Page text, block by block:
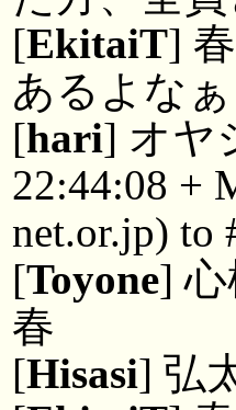
[EkitaiT]
あるよな
[hari] オヤ
22:44:08 +
net.or.jp) to
[Toyone]
春
[Hisasi] 弘